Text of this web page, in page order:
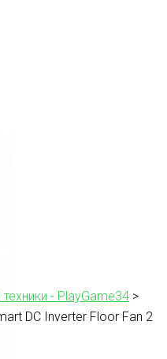
- PlayGame34 >
DC Inverter Floor Fan 2